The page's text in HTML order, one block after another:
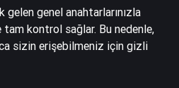
gelen genel anahtarlarınızla
kontrol sağlar. Bu nedenle,
sizin erişebilmeniz için gizli